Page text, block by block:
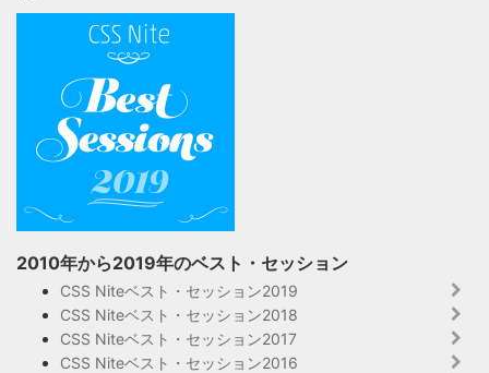
2010年から2019年のベスト・セッション
CSS Niteベスト・セッション2019
CSS Niteベスト・セッション2018
CSS Niteベスト・セッション2017
CSS Niteベスト・セッション2016